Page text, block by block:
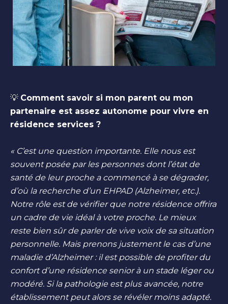
💡 Comment savoir si mon parent ou mon
partenaire est assez autonome pour vivre en
résidence services ?
« C’est une question importante. Elle nous est
souvent posée par les personnes dont l’état de
santé de leur proche a commencé à se dégrader,
d’où la recherche d’un EHPAD (Alzheimer, etc.).
Notre rôle est de vérifier que notre résidence offrira
un cadre de vie idéal à votre proche. Le mieux
reste bien sûr de parler de vive voix de sa situation
personnelle. Mais prenons justement le cas d’une
maladie d’Alzheimer : il est possible de profiter du
confort d’une résidence senior à un stade léger ou
modéré. Si la pathologie est plus avancée, notre
établissement peut alors se révéler moins adapté.